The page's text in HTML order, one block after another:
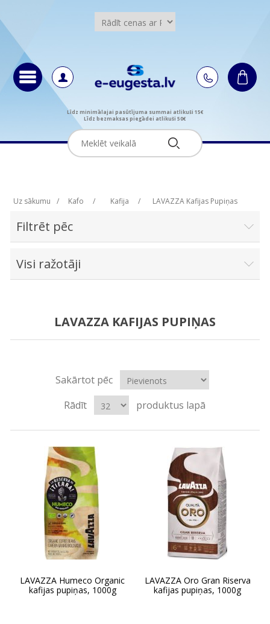
Līdz minimālajai pasūtījuma summai atlikuši 15€
Līdz bezmaksas piegādei atlikuši 50€
Uz sākumu / Kafo / Kafija / LAVAZZA Kafijas Pupiņas
Filtrēt pēc
Visi ražotāji
LAVAZZA KAFIJAS PUPIŅAS
Sakārtot pēc
Rādīt
produktus lapā
LAVAZZA Humeco Organic
kafijas pupiņas, 1000g
LAVAZZA Oro Gran Riserva
kafijas pupiņas, 1000g